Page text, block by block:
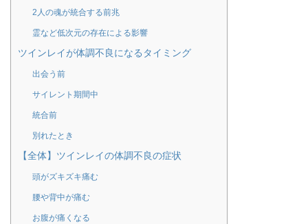
2人の魂が統合する前兆
霊など低次元の存在による影響
ツインレイが体調不良になるタイミング
出会う前
サイレント期間中
統合前
別れたとき
【全体】ツインレイの体調不良の症状
頭がズキズキ痛む
腰や背中が痛む
お腹が痛くなる